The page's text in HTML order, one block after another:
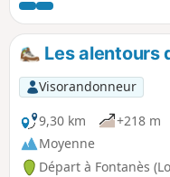
Les alentours
Visorandonneur
9,30 km
+218 m
Moyenne
Départ à Fontanès